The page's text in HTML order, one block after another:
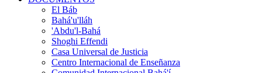
El Báb
Bahá'u'lláh
'Abdu'l-Bahá
Shoghi Effendi
Casa Universal de Justicia
Centro Internacional de Enseñanza